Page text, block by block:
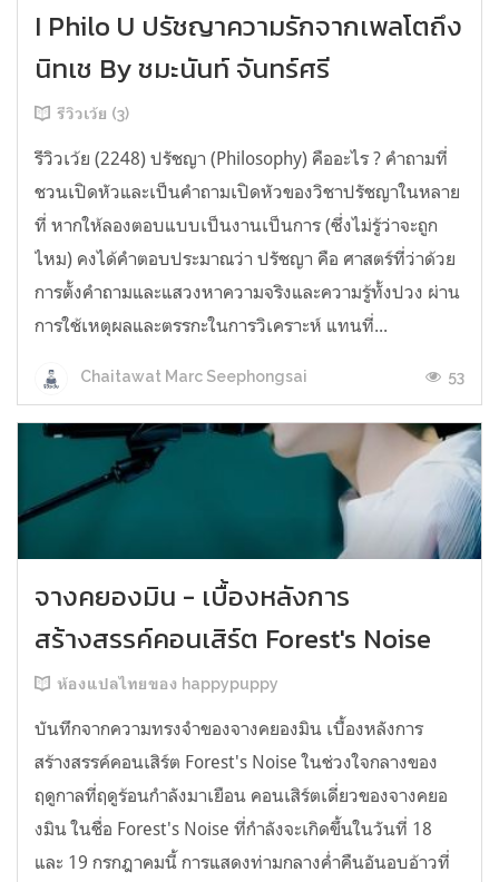
I Philo U ปรัชญาความรักจากเพลโตถึง
นิทเช By ชมะนันท์ จันทร์ศรี
รีวิวเว้ย (3)
รีวิวเว้ย (2248) ปรัชญา (Philosophy) คืออะไร ? คำถามที่
ชวนเปิดหัวและเป็นคำถามเปิดหัวของวิชาปรัชญาในหลาย
ที่ หากให้ลองตอบแบบเป็นงานเป็นการ (ซึ่งไม่รู้ว่าจะถูก
ไหม) คงได้คำตอบประมาณว่า ปรัชญา คือ ศาสตร์ที่ว่าด้วย
การตั้งคำถามและแสวงหาความจริงและความรู้ทั้งปวง ผ่าน
การใช้เหตุผลและตรรกะในการวิเคราะห์ แทนที่...
Chaitawat Marc Seephongsai 53
จางคยองมิน - เบื้องหลังการ
สร้างสรรค์คอนเสิร์ต Forest's Noise
ห้องแปลไทยของ happypuppy
บันทึกจากความทรงจำของจางคยองมิน เบื้องหลังการ
สร้างสรรค์คอนเสิร์ต Forest's Noise ในช่วงใจกลางของ
ฤดูกาลที่ฤดูร้อนกำลังมาเยือน คอนเสิร์ตเดี่ยวของจางคยอ
งมิน ในชื่อ Forest's Noise ที่กำลังจะเกิดขึ้นในวันที่ 18
และ 19 กรกฎาคมนี้ การแสดงท่ามกลางค่ำคืนอันอบอ้าวที่